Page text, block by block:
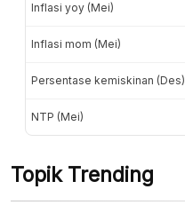
Inflasi yoy (Mei)
Inflasi mom (Mei)
Persentase kemiskinan (Des)
NTP (Mei)
Topik Trending